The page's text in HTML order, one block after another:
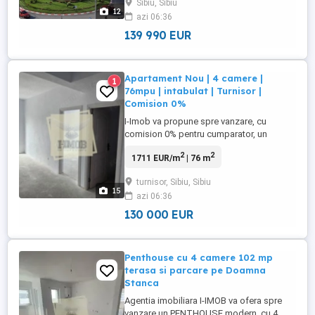
12
pe Bulevardul Mihai Viteazu din Sibiu. Are
o suprafata utila de 80 mp utili, situat la
etajul ...
Sibiu, Sibiu
azi 06:36
139 990 EUR
15
1
Apartament Nou | 4 camere |
76mpu | intabulat | Turnisor |
Comision 0%
I-Imob va propune spre vanzare, cu
comision 0% pentru cumparator, un
amplasat la etajul 3 si mansarda al unui
suprafata utila de 76 mp,
compartimentarea inteligenta si finisajele
de calitate transforma aceasta proprietate
1711 EUR/m2| 76 m2
turnisor, Sibiu, Sibiu
azi 06:36
130 000 EUR
Penthouse cu 4 camere 102 mp
terasa si parcare pe Doamna
Stanca
Agentia imobiliara I-IMOB va ofera spre